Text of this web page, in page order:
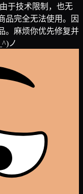
于技术限制，也无
品完全无法使用。因
。麻烦你优先修复并
ノ